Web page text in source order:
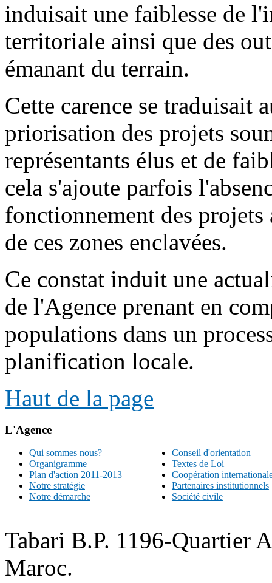
induisait une faiblesse de
territoriale ainsi que des
émanant du terrain.
Cette carence se traduisait
priorisation des projets
représentants élus et de
cela s'ajoute parfois
fonctionnement des
de ces zones enclavées.
Ce constat induit une
de l'Agence prenant en
populations dans un
planification locale.
Haut de la page
L'Agence
Qui sommes nous?
Organigramme
Plan d'action 2011-2013
Notre stratégie
Notre démarche
Conseil d'orientation
Textes de Loi
Coopération
Partenaires institutionnels
Société civile
Tabari B.P. 1196-Quartier
Maroc.